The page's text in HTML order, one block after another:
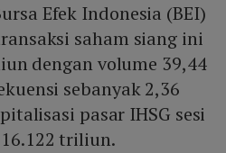
Efek Indonesia (BEI)
saham siang ini
dengan volume 39,44
sebanyak 2,36
pasar IHSG sesi
triliun.